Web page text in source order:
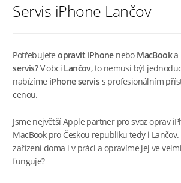
Servis iPhone Lančov
Potřebujeteopravit iPhonenebo MacBooka
servis? V obci Lančov, to nemusí být
nabízíme iPhone serviss profesionálním
cenou.
Jsme největší Apple partner pro svoz oprav
MacBook pro Českou republiku tedy i
zařízení doma i v práci a opravíme jej ve
funguje?